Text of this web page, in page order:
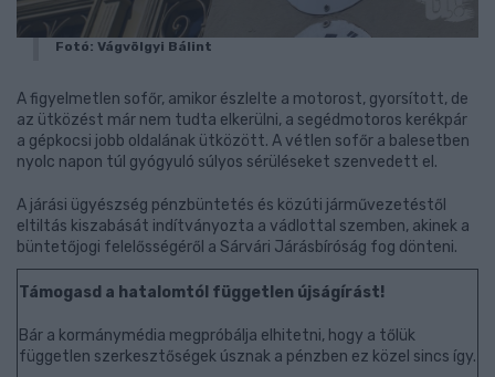
Fotó: Vágvölgyi Bálint
A figyelmetlen sofőr, amikor észlelte a motorost, gyorsított, de
az ütközést már nem tudta elkerülni, a segédmotoros kerékpár
a gépkocsi jobb oldalának ütközött. A vétlen sofőr a balesetben
nyolc napon túl gyógyuló súlyos sérüléseket szenvedett el.
A járási ügyészség pénzbüntetés és közúti járművezetéstől
eltiltás kiszabását indítványozta a vádlottal szemben, akinek a
büntetőjogi felelősségéről a Sárvári Járásbíróság fog dönteni.
Támogasd a hatalomtól független újságírást!
Bár a kormánymédia megpróbálja elhitetni, hogy a tőlük
független szerkesztőségek úsznak a pénzben ez közel sincs így.